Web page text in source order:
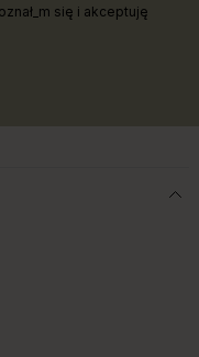
się i akceptuję